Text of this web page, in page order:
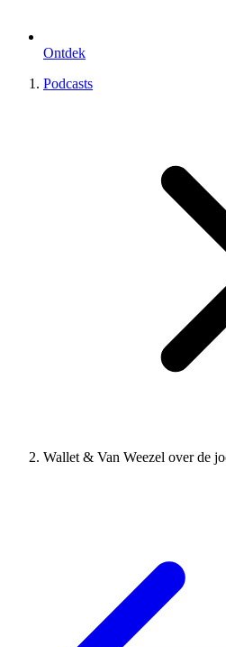
Ontdek
Podcasts
Wallet & Van Weezel over de